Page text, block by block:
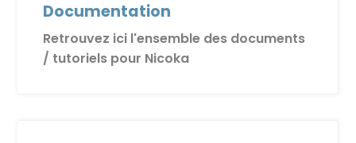
Documentation
Retrouvez ici l'ensemble des documents
/ tutoriels pour Nicoka